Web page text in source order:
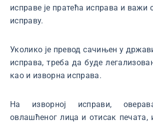
исправе је пратећа исправа и важи
исправу.
Уколико је превод сачињен у
исправа, треба да буде
као и изворна исправа.
На изворној исправи,
овлашћеног лица и отисак печата,